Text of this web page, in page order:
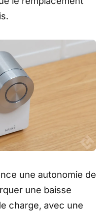
une autonomie de
une baisse
charge, avec une